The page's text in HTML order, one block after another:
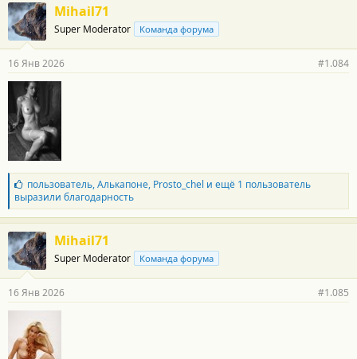
г
о
д
а
н
о
с
т
и
:
Mihail71
Super Moderator Команда форума
16 Янв 2026 #1.084
Б
л
а
г
о
д
а
р
о
т
и
:
пользователь,Алькапоне, Prosto_chel и ещё 1 пользователь
выразили благодарность
Mihail71
Super Moderator Команда форума
16 Янв 2026 #1.085